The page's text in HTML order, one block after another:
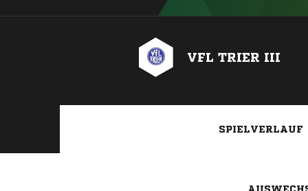
VFL TRIER III
SPIELVERLAUF